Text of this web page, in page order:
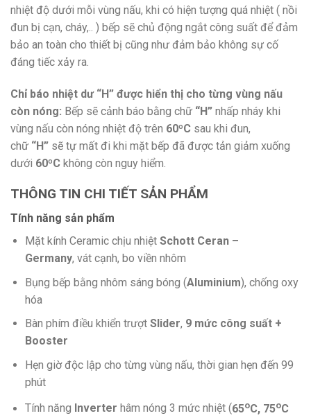
nhiệt độ dưới mỗi vùng nấu, khi có hiện tượng quá nhiệt ( nồi
đun bị cạn, cháy,.. ) bếp sẽ chủ động ngắt công suất để đảm
bảo an toàn cho thiết bị cũng như đảm bảo không sự cố
đáng tiếc xảy ra.
Chỉ báo nhiệt dư “H” được hiển thị cho từng vùng nấu
còn nóng: Bếp sẽ cảnh báo bằng chữ “H” nhấp nháy khi
vùng nấu còn nóng nhiệt độ trên 60ºC sau khi đun,
chữ “H” sẽ tự mất đi khi mặt bếp đã được tản giảm xuống
dưới 60ºC không còn nguy hiểm.
THÔNG TIN CHI TIẾT SẢN PHẨM
Tính năng sản phẩm
Mặt kính Ceramic chịu nhiệt Schott Ceran –
Germany, vát cạnh, bo viền nhôm
Bụng bếp bằng nhôm sáng bóng (Aluminium), chống oxy
hóa
Bàn phím điều khiển trượt Slider, 9 mức công suất +
Booster
Hẹn giờ độc lập cho từng vùng nấu, thời gian hẹn đến 99
phút
Tính năng Inverter hâm nóng 3 mức nhiệt (65oC, 75oC